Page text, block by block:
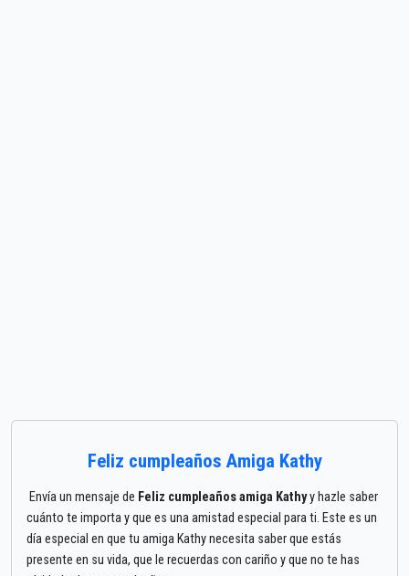
Feliz cumpleaños Amiga Kathy
Envía un mensaje de Feliz cumpleaños amiga Kathyy hazle saber
cuánto te importa y que es una amistad especial para ti. Este es un
día especial en que tu amiga Kathy necesita saber que estás
presente en su vida, que le recuerdas con cariño y que no te has